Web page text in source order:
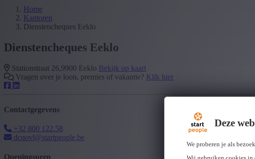
Deze
We proberen je als
Home
Kantoren
Dienstencheques Eeklo
Dienstencheques Eeklo
Stationstraat 26,9900 Eeklo Bekijk op kaart
Vragen over je loon, premies of vakantie? Klik hier
Contactgegevens
+32 800 122.58
dcqovl@startpeople.be
Openingsuren